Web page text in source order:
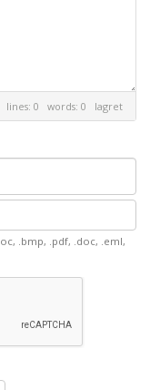
lines: 0 words: 0 lagret
.bmp, .pdf, .doc, .eml,